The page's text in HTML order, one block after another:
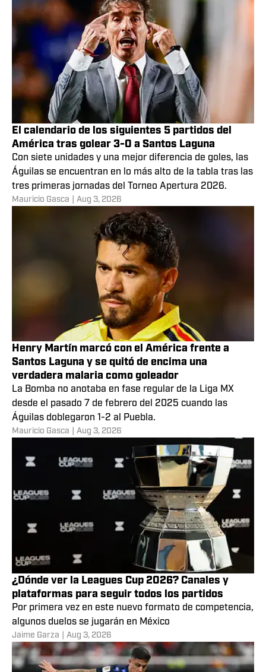
El calendario de los siguientes 5 partidos del
América tras golear 3-0 a Santos Laguna
Con siete unidades y una mejor diferencia de goles, las
Águilas se encuentran en lo más alto de la tabla tras las
tres primeras jornadas del Torneo Apertura 2026.
Mauricio Gasca Aug 3, 2026
Henry Martín marcó con el América frente a
Santos Laguna y se quitó de encima una
verdadera malaria como goleador
La Bomba no anotaba en fase regular de la Liga MX
desde el pasado 7 de febrero del 2025 cuando las
Águilas doblegaron 1-2 al Puebla.
Mauricio Gasca Aug 3, 2026
¿Dónde ver la Leagues Cup 2026? Canales y
plataformas para seguir todos los partidos
Por primera vez en este nuevo formato de competencia,
algunos duelos se jugarán en México
Jaime Garza Aug 3, 2026